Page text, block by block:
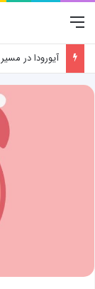
منو
آیورودا در